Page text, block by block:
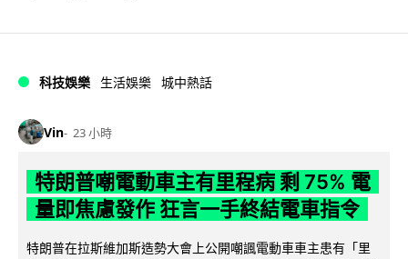
科技娛樂 生活娛樂 城中熱話
Vin 23 小時
特朗普嘲電動車主有里程病 剩 75% 電
量即焦慮發作 狂言一手終結電車指令
特朗普在拉斯維加斯造勢大會上公開嘲諷電動車車主患有「里